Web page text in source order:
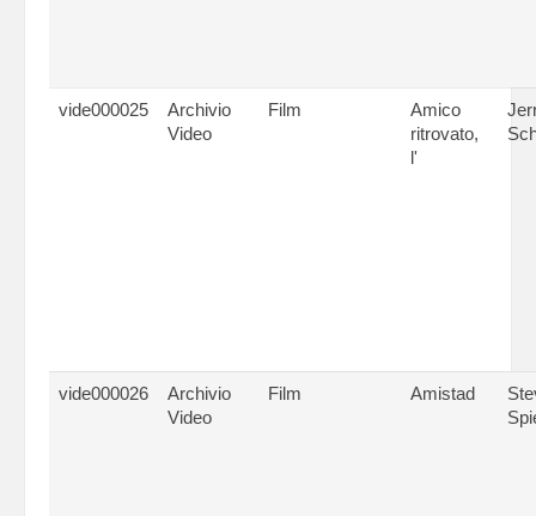
vide000025
Archivio
Video
Film
Amico
ritrovato,
l'
vide000026
Archivio
Video
Film Amistad